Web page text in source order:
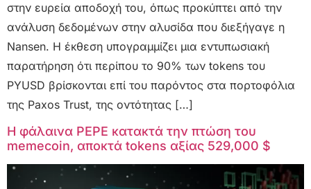
στην ευρεία αποδοχή του, όπως προκύπτει από την
ανάλυση δεδομένων στην αλυσίδα που διεξήγαγε η
Nansen. Η έκθεση υπογραμμίζει μια εντυπωσιακή
παρατήρηση ότι περίπου το 90% των tokens του
PYUSD βρίσκονται επί του παρόντος στα πορτοφόλια
της Paxos Trust, της οντότητας […]
Η φάλαινα PEPE κατακτά την πτώση του
memecoin, αποκτά tokens αξίας 529,000 $